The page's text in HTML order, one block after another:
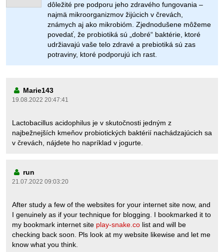
dôležité pre podporu jeho zdravého fungovania –
najmä mikroorganizmov žijúcich v črevách,
známych aj ako mikrobióm. Zjednodušene môžeme
povedať, že probiotiká sú „dobré“ baktérie, ktoré
udržiavajú vaše telo zdravé a prebiotiká sú zas
potraviny, ktoré podporujú ich rast.
Marie143
19.08.2022 20:47:41
Lactobacillus acidophilus je v skutočnosti jedným z
najbežnejších kmeňov probiotických baktérií nachádzajúcich sa
v črevách, nájdete ho napríklad v jogurte.
run
21.07.2022 09:03:20
After study a few of the websites for your internet site now, and
I genuinely as if your technique for blogging. I bookmarked it to
my bookmark internet site play-snake.co list and will be
checking back soon. Pls look at my website likewise and let me
know what you think.